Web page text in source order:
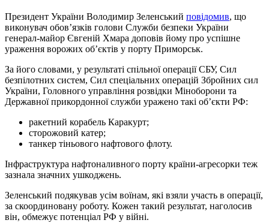
Президент України Володимир Зеленський повідомив, що
виконувач обов’язків голови Служби безпеки України
генерал-майор Євгеній Хмара доповів йому про успішне
ураження ворожих обʼєктів у порту Приморськ.
За його словами, у результаті спільної операції СБУ, Сил
безпілотних систем, Сил спеціальних операцій Збройних сил
України, Головного управління розвідки Міноборони та
Державної прикордонної служби уражено такі об’єкти РФ:
ракетний корабель Каракурт;
сторожовий катер;
танкер тіньового нафтового флоту.
Інфраструктура нафтоналивного порту країни-агресорки теж
зазнала значних ушкоджень.
Зеленський подякував усім воїнам, які взяли участь в операції,
за скоординовану роботу. Кожен такий результат, наголосив
він, обмежує потенціал РФ у війні.